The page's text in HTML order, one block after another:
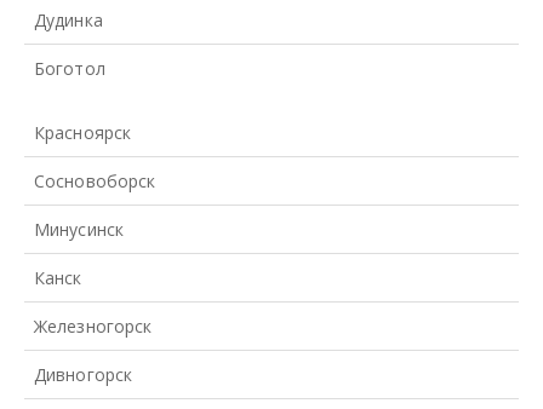
Дудинка
Боготол
Красноярск
Сосновоборск
Минусинск
Канск
Железногорск
Дивногорск